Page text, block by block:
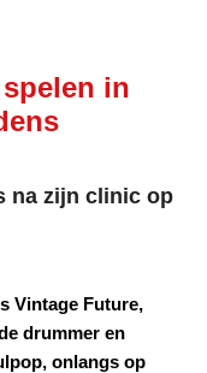
in
na zijn clinic op
Vintage Future,
drummer en
onlangs op